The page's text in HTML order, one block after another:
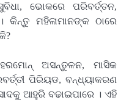
ଭୋକରେ ପରିବର୍ତ୍ତନ,
କିନ୍ତୁ ମହିଳାମାନଙ୍କ ଠାରେ
ଅସନ୍ତୁଳନ, ମାସିକ
ପିରିୟଡ, ବନ୍ଧ୍ୟାକରଣ
ଆହୁରି ବଢାଇପାରେ । ଏହି